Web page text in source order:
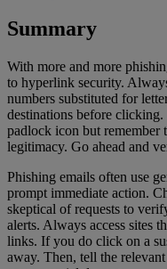
Summary
With more and more
to hyperlink security.
numbers substituted for
destinations before
padlock icon but remember
legitimacy. Go ahead and
Phishing emails often use
prompt immediate action.
skeptical of requests to
alerts. Always access sites
links. If you do click on a
away. Then, tell the